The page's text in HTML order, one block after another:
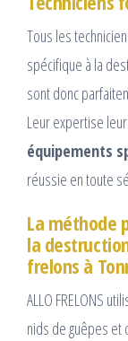
Tous les
spécifique à la
sont donc
Leur expertise
équipements
réussie en toute
La méthode
la
frelons à
ALLO FRELONS
nids de guêpes et